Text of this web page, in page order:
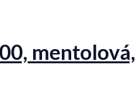
mentolová,